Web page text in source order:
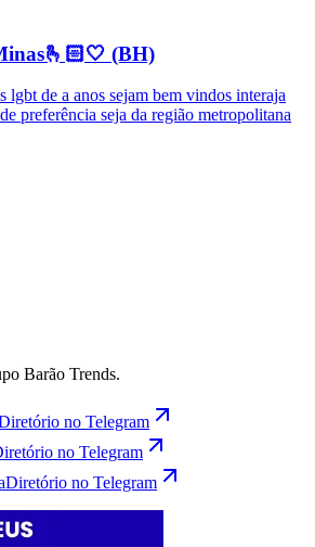
(BH)
lgbt de a anos sejam bem vindos interaja
preferência seja da região metropolitana
Barão Trends.
no Telegram
no Telegram
Diretório no Telegram